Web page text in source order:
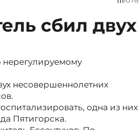
сбил двух
нерегулируемому
несовершеннолетних
одна из них
Пятигорска.